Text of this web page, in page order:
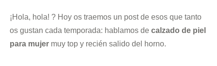
¡Hola, hola! ? Hoy os traemos un post de esos que tanto
os gustan cada temporada: hablamos de calzado de piel
para mujer muy top y recién salido del horno.